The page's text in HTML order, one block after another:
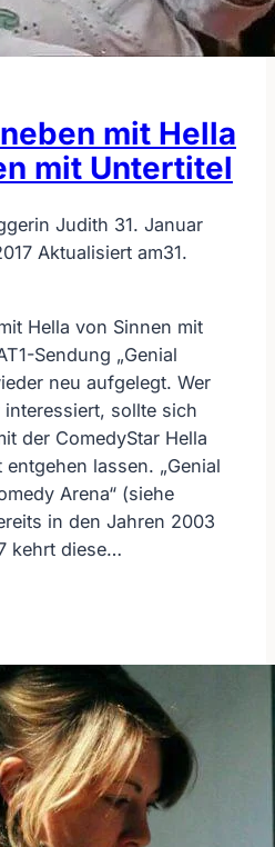
mit Hella
mit Untertitel
Judith 31. Januar
Aktualisiert am31.
Hella von Sinnen mit
Sendung „Genial
neu aufgelegt. Wer
sollte sich
der ComedyStar Hella
lassen. „Genial
Arena“ (siehe
in den Jahren 2003
kehrt diese…